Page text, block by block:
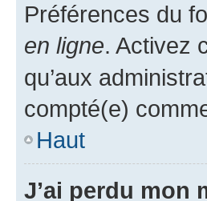
Préférences du
en ligne. Activez
qu’aux
compté(e)
Haut
J’ai perdu mon